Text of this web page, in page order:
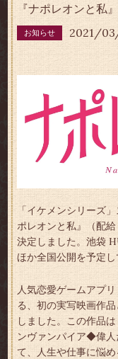
『ナポレオンと私
お知らせ 2021/
「イケメンシリーズ
ポレオンと私』（配
決定しました。池袋
ほか全国公開を予定し
人気恋愛ゲームアプ
る、初の実写映画作
しました。この作品
ンヴァンパイア◆偉人
て、人生や仕事に悩